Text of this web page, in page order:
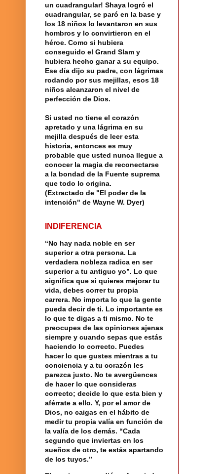
un cuadrangular! Shaya logró el
cuadrangular, se paró en la base y
los 18 niños lo levantaron en sus
hombros y lo convirtieron en el
héroe. Como si hubiera
conseguido el Grand Slam y
hubiera hecho ganar a su equipo.
Ese día dijo su padre, con lágrimas
rodando por sus mejillas, esos 18
niños alcanzaron el nivel de
perfección de Dios.
Si usted no tiene el corazón
apretado y una lágrima en su
mejilla después de leer esta
historia, entonces es muy
probable que usted nunca llegue a
conocer la magia de reconectarse
a la bondad de la Fuente suprema
que todo lo origina.
(Extractado de "El poder de la
intención" de Wayne W. Dyer)
INDIFERENCIA
“No hay nada noble en ser
superior a otra persona. La
verdadera nobleza radica en ser
superior a tu antiguo yo”. Lo que
significa que si quieres mejorar tu
vida, debes correr tu propia
carrera. No importa lo que la gente
pueda decir de ti. Lo importante es
lo que te digas a ti mismo. No te
preocupes de las opiniones ajenas
siempre y cuando sepas que estás
haciendo lo correcto. Puedes
hacer lo que gustes mientras a tu
conciencia y a tu corazón les
parezca justo. No te avergüences
de hacer lo que consideras
correcto; decide lo que esta bien y
aférrate a ello. Y, por el amor de
Dios, no caigas en el hábito de
medir tu propia valía en función de
la valía de los demás. “Cada
segundo que inviertas en los
sueños de otro, te estás apartando
de los tuyos.”